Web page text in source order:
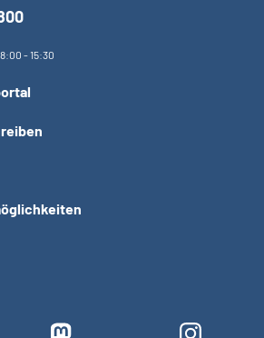
- 15:30